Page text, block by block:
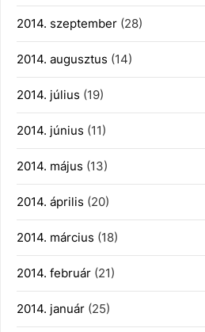
2014. szeptember (28)
2014. augusztus (14)
2014. július (19)
2014. június (11)
2014. május (13)
2014. április (20)
2014. március (18)
2014. február (21)
2014. január (25)